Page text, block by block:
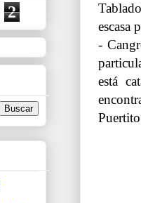
escasa
-
está
2